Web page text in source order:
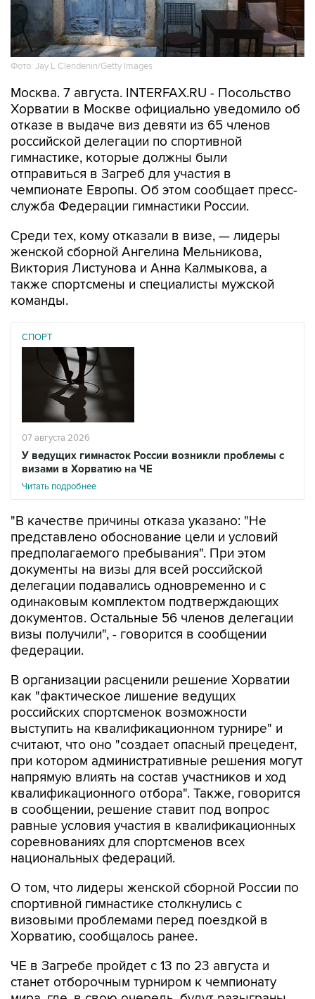
Фото: Jay L Clendenin/Getty Images
Москва. 7 августа. INTERFAX.RU - Посольство
Хорватии в Москве официально уведомило об
отказе в выдаче виз девяти из 65 членов
российской делегации по спортивной
гимнастике, которые должны были
отправиться в Загреб для участия в
чемпионате Европы. Об этом сообщает пресс-
служба Федерации гимнастики России.
Среди тех, кому отказали в визе, — лидеры
женской сборной Ангелина Мельникова,
Виктория Листунова и Анна Калмыкова, а
также спортсмены и специалисты мужской
команды.
СПОРТ
07 августа 2026
У ведущих гимнасток России возникли проблемы с
визами в Хорватию на ЧЕ
Читать подробнее
"В качестве причины отказа указано: "Не
представлено обоснование цели и условий
предполагаемого пребывания". При этом
документы на визы для всей российской
делегации подавались одновременно и с
одинаковым комплектом подтверждающих
документов. Остальные 56 членов делегации
визы получили", - говорится в сообщении
федерации.
В организации расценили решение Хорватии
как "фактическое лишение ведущих
российских спортсменок возможности
выступить на квалификационном турнире" и
считают, что оно "создает опасный прецедент,
при котором административные решения могут
напрямую влиять на состав участников и ход
квалификационного отбора". Также, говорится
в сообщении, решение ставит под вопрос
равные условия участия в квалификационных
соревнованиях для спортсменов всех
национальных федераций.
О том, что лидеры женской сборной России по
спортивной гимнастике столкнулись с
визовыми проблемами перед поездкой в
Хорватию, сообщалось ранее.
ЧЕ в Загребе пройдет с 13 по 23 августа и
станет отборочным турниром к чемпионату